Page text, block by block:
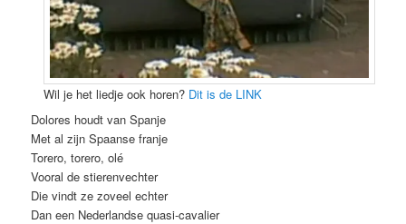
Wil je het liedje ook horen? Dit is de LINK
Dolores houdt van Spanje
Met al zijn Spaanse franje
Torero, torero, olé
Vooral de stierenvechter
Die vindt ze zoveel echter
Dan een Nederlandse quasi-cavalier